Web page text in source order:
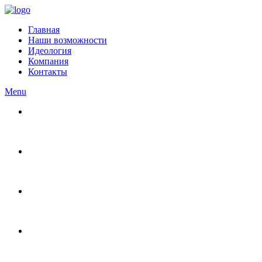
Главная
Наши возможности
Идеология
Компания
Контакты
Menu